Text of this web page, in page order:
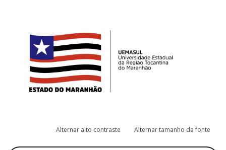
Alternar alto contraste Alternar tamanho da fonte